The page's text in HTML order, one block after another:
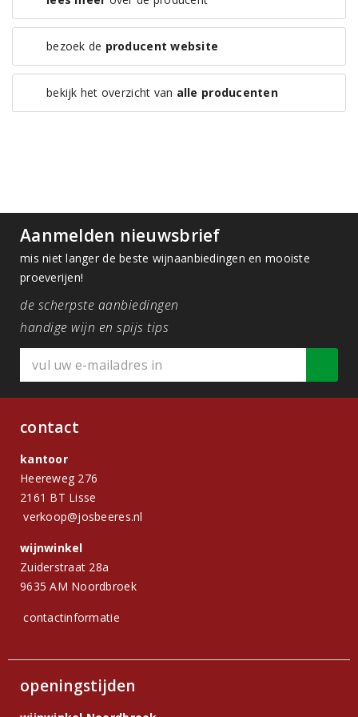
bezoek de producent website
bekijk het overzicht van alle producenten
Aanmelden nieuwsbrief
mis niet langer de beste wijnaanbiedingen en mooiste
proeverijen!
de scherpste aanbiedingen
handige wijn en spijs tips
contact
kantoor
Heereweg 276
2161 BT Lisse
verkoop@josbeeres.nl
wijnwinkel
Zuiderstraat 28a
9635 AM Noordbroek
contactinformatie
openingstijden